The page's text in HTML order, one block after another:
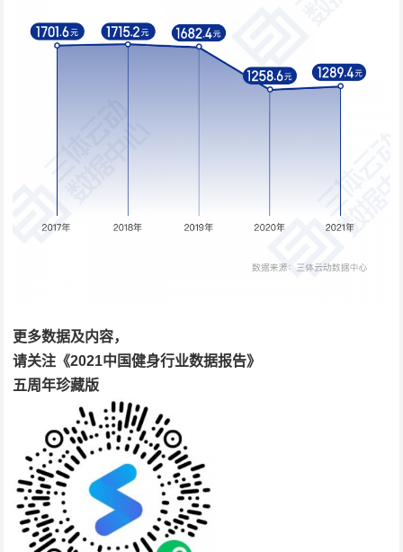
更多数据及内容，
请关注 《2021中国健身行业数据报告》
五周年珍藏版